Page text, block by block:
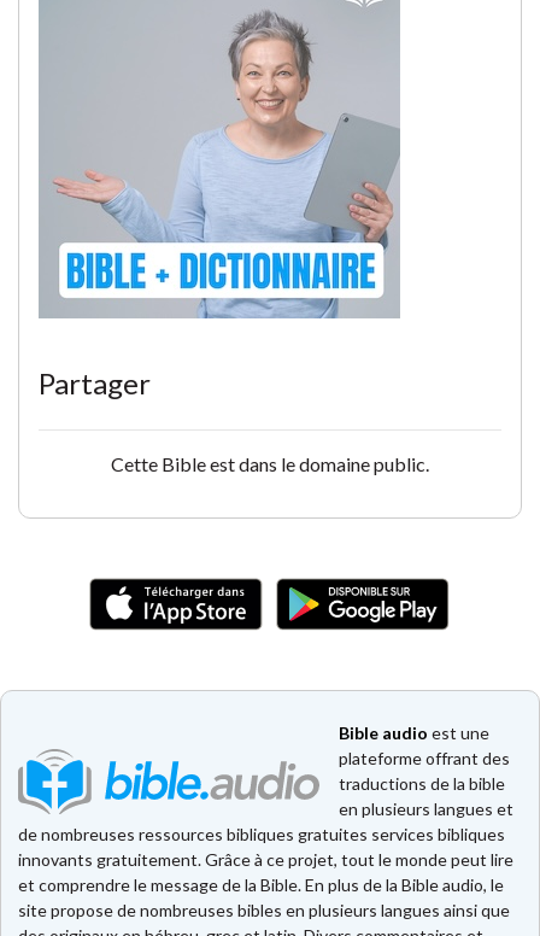
Partager
Cette Bible est dans le domaine public.
Bible audio est une
plateforme offrant des
traductions de la bible
en plusieurs langues et
de nombreuses ressources bibliques gratuites services bibliques
innovants gratuitement. Grâce à ce projet, tout le monde peut lire
et comprendre le message de la Bible. En plus de la Bible audio, le
site propose de nombreuses bibles en plusieurs langues ainsi que